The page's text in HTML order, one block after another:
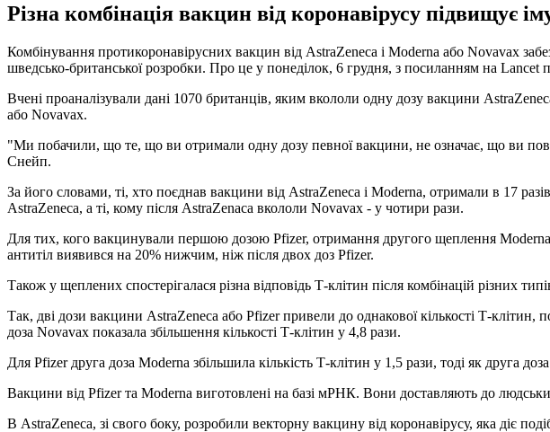
Різна комбінація вакцин від коронавірусу підвищує
Комбінування протикоронавірусних вакцин від AstraZeneca і Moderna або Novavax
шведсько-британської розробки. Про це у понеділок, 6 грудня, з посиланням на Lancet
Вчені проаналізували дані 1070 британців, яким вкололи одну дозу вакцини
або Novavax.
"Ми побачили, що те, що ви отримали одну дозу певної вакцини, не означає, що ви
Снейп.
За його словами, ті, хто поєднав вакцини від AstraZeneca і Moderna, отримали в 17
AstraZeneca, а ті, кому після AstraZenaca вкололи Novavax - у чотири рази.
Для тих, кого вакцинували першою дозою Pfizer, отримання другого щеплення Moderna
антитіл виявився на 20% нижчим, ніж після двох доз Pfizer.
Також у щеплених спостерігалася різна відповідь Т-клітин після комбінацій різних
Так, дві дози вакцини AstraZeneca або Pfizer привели до однакової кількості Т-
доза Novavax показала збільшення кількості Т-клітин у 4,8 рази.
Для Pfizer друга доза Moderna збільшила кількість Т-клітин у 1,5 рази, тоді як друга
Вакцини від Pfizer та Moderna виготовлені на базі мРНК. Вони доставляють до
В AstraZeneca, зі свого боку, розробили векторну вакцину від коронавірусу, яка діє